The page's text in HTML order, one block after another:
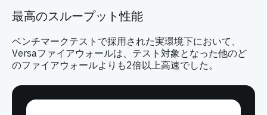
最高のスループット性能
ベンチマークテストで採用された実環境下において、
Versaファイアウォールは、テスト対象となった他のど
のファイアウォールよりも2倍以上高速でした。